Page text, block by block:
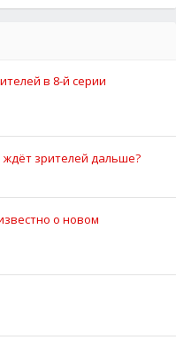
в 8-й серии
зрителей дальше?
о новом